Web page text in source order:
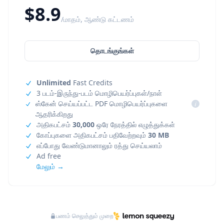
$8.9/மாதம், ஆண்டு கட்டணம்
தொடங்குங்கள்
Unlimited Fast Credits
3 படம்-இருந்து-படம் மொழிபெயர்ப்புகள்/நாள்
ஸ்கேன் செய்யப்பட்ட PDF மொழிபெயர்ப்புகளை
ஆதரிக்கிறது
i
அதிகபட்சம் 30,000 ஒரே நேரத்தில் எழுத்துக்கள்
கோப்புகளை அதிகபட்சம் பதிவேற்றவும் 30 MB
எப்போது வேண்டுமானாலும் ரத்து செய்யலாம்
Ad free
மேலும் →
பணம் செலுத்தும் முறை